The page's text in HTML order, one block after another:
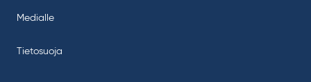
Medialle
Tietosuoja